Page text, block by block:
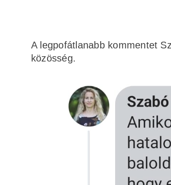
A legpofátlanabb kommentet
közösség.